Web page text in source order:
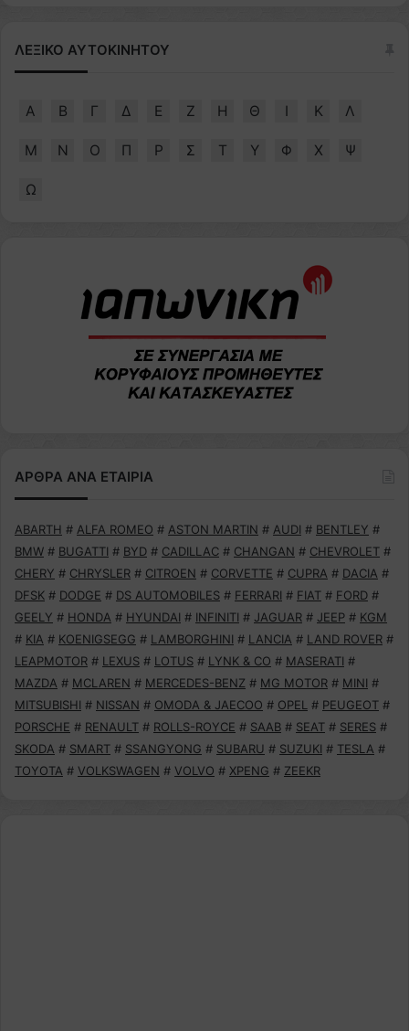
ΛΕΞΙΚΟ ΑΥΤΟΚΙΝΗΤΟΥ
Α Β Γ Δ Ε Ζ Η Θ Ι Κ Λ
Μ Ν Ο Π Ρ Σ Τ Υ Φ Χ Ψ
Ω
ΑΡΘΡΑ ΑΝΑ ΕΤΑΙΡΙΑ
ABARTH # ALFA ROMEO # ASTON MARTIN # AUDI # BENTLEY #
BMW # BUGATTI # BYD # CADILLAC # CHANGAN # CHEVROLET #
CHERY # CHRYSLER # CITROEN # CORVETTE # CUPRA # DACIA #
DFSK # DODGE # DS AUTOMOBILES # FERRARI # FIAT # FORD #
GEELY # HONDA # HYUNDAI # INFINITI # JAGUAR # JEEP # KGM
# KIA # KOENIGSEGG # LAMBORGHINI # LANCIA # LAND ROVER #
LEAPMOTOR # LEXUS # LOTUS # LYNK & CO # MASERATI #
MAZDA # MCLAREN # MERCEDES-BENZ # MG MOTOR # MINI #
MITSUBISHI # NISSAN # OMODA & JAECOO # OPEL # PEUGEOT #
PORSCHE # RENAULT # ROLLS-ROYCE # SAAB # SEAT # SERES #
SKODA # SMART # SSANGYONG # SUBARU # SUZUKI # TESLA #
TOYOTA # VOLKSWAGEN # VOLVO # XPENG # ZEEKR